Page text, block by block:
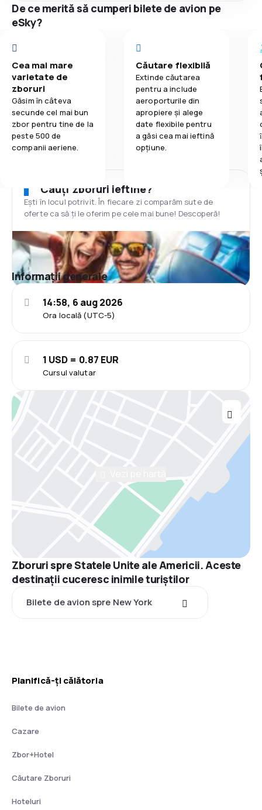
De ce merită să cumperi bilete de avion pe
eSky?
Cea mai mare
varietate de
zboruri
Găsim în câteva
secunde cel mai bun
zbor pentru tine de la
peste 500 de
companii aeriene.
Căutare flexibilă
Extinde căutarea
pentru a include
aeroporturile din
apropiere și alege
date flexibile pentru
a găsi cea mai ieftină
opțiune.
Cauți zboruri ieftine?
Ești în locul potrivit. În fiecare zi comparăm sute de
oferte ca să ți le oferim pe cele mai bune! Descoperă!
Informații generale
Ora locală (UTC-5)
14:58, 6 aug 2026
Cursul valutar
1 USD = 0.87 EUR
Zboruri spre Statele Unite ale Americii. Aceste
destinații cuceresc inimile turiștilor
Bilete de avion spre New York
Planifică-ți călătoria
Bilete de avion
Cazare
Zbor+Hotel
Căutare Zboruri
Hoteluri